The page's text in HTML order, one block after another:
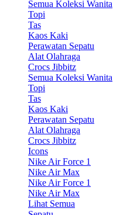
Semua Koleksi Wanita
Topi
Tas
Kaos Kaki
Perawatan Sepatu
Alat Olahraga
Crocs Jibbitz
Semua Koleksi Wanita
Topi
Tas
Kaos Kaki
Perawatan Sepatu
Alat Olahraga
Crocs Jibbitz
Icons
Nike Air Force 1
Nike Air Max
Nike Air Force 1
Nike Air Max
Lihat Semua